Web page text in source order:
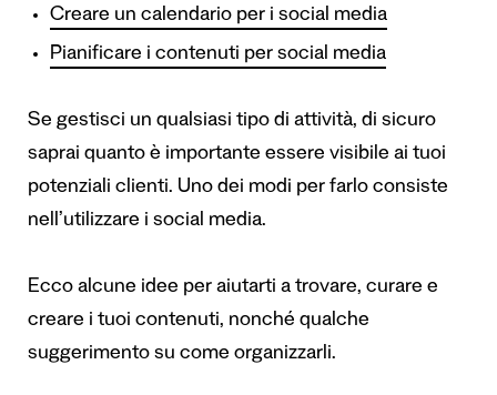
Creare un calendario per i social media
Pianificare i contenuti per social media
Se gestisci un qualsiasi tipo di attività, di sicuro
saprai quanto è importante essere visibile ai tuoi
potenziali clienti. Uno dei modi per farlo consiste
nell’utilizzare i social media.
Ecco alcune idee per aiutarti a trovare, curare e
creare i tuoi contenuti, nonché qualche
suggerimento su come organizzarli.